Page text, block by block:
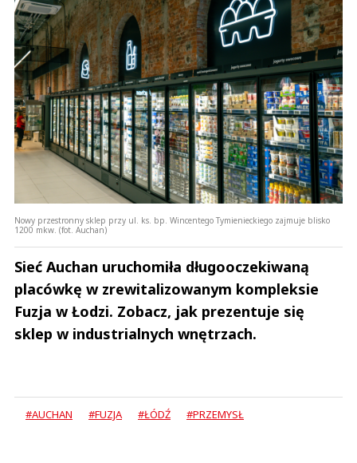
Nowy przestronny sklep przy ul. ks. bp. Wincentego Tymienieckiego zajmuje blisko
1200 mkw. (fot. Auchan)
Sieć Auchan uruchomiła długooczekiwaną
placówkę w zrewitalizowanym kompleksie
Fuzja w Łodzi. Zobacz, jak prezentuje się
sklep w industrialnych wnętrzach.
#AUCHAN #FUZJA #ŁÓDŹ #PRZEMYSŁ